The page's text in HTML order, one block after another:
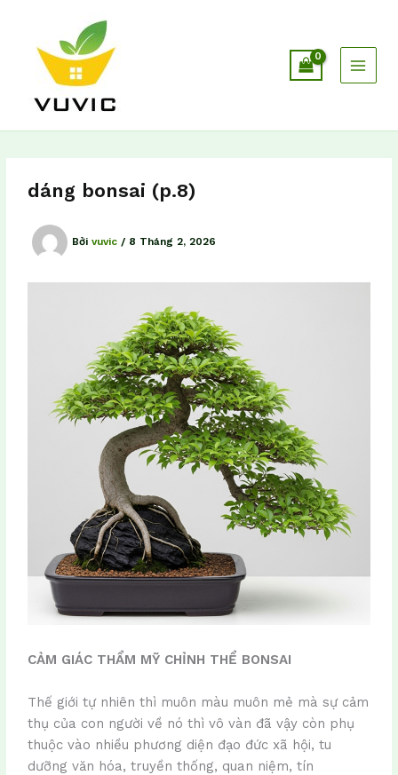
dáng bonsai (p.8)
Bởivuvic / 8 Tháng 2, 2026
CẢM GIÁC THẨM MỸ CHỈNH THỂ BONSAI
Thế giới tự nhiên thì muôn màu muôn mẻ mà sự cảm
thụ của con người về nó thì vô vàn đã vậy còn phụ
thuộc vào nhiều phương diện đạo đức xã hội, tu
dưỡng văn hóa, truyền thống, quan niệm, tín